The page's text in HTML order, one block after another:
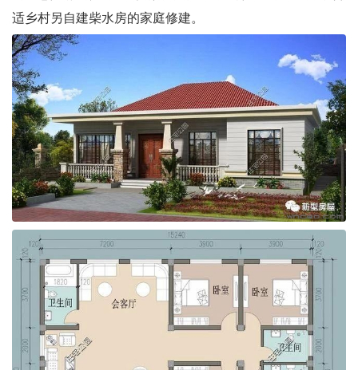
适乡村另自建柴水房的家庭修建。